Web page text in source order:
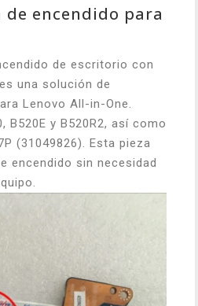
de encendido para
de escritorio con
una solución de
Lenovo All-in-One.
B520E y B520R2, así como
(31049826). Esta pieza
encendido sin necesidad